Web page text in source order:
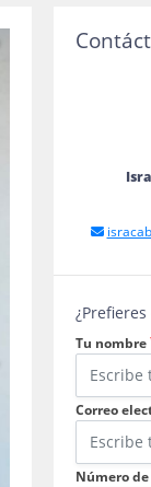
Tu nombre
Correo
Número